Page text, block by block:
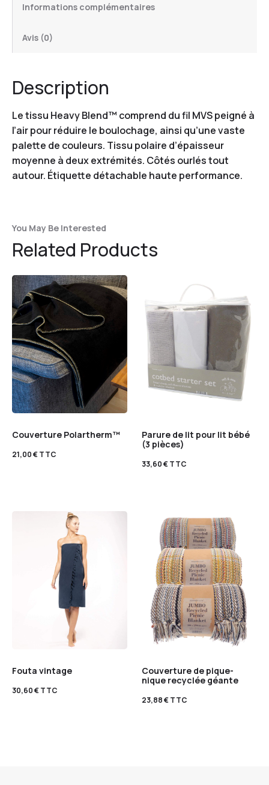
Informations complémentaires
Avis (0)
Description
Le tissu Heavy Blend™ comprend du fil MVS peigné à
l’air pour réduire le boulochage, ainsi qu’une vaste
palette de couleurs. Tissu polaire d’épaisseur
moyenne à deux extrémités. Côtés ourlés tout
autour. Étiquette détachable haute performance.
You May Be Interested
Related Products
Couverture Polartherm™
21,00€TTC
Parure de lit pour lit bébé
(3 pièces)
33,60€TTC
Fouta vintage
30,60€TTC
Couverture de pique-
nique recyclée géante
23,88€TTC